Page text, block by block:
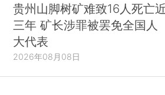
贵州山脚树矿难致16人死亡
三年 矿长涉罪被罢免全国人
大代表
2026年08月08日